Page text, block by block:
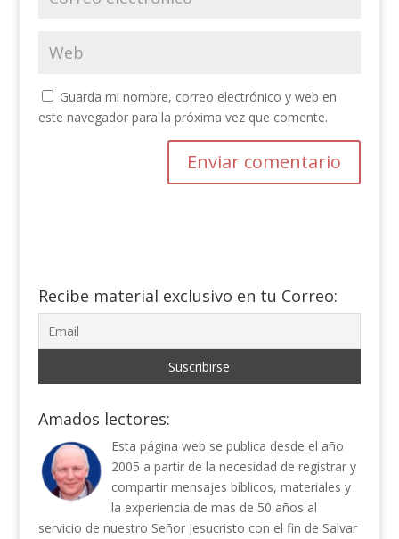
Guarda mi nombre, correo electrónico y web en
este navegador para la próxima vez que comente.
Recibe material exclusivo en tu Correo:
Amados lectores:
Esta página web se publica desde el año
2005 a partir de la necesidad de registrar y
compartir mensajes bíblicos, materiales y
la experiencia de mas de 50 años al
servicio de nuestro Señor Jesucristo con el fin de Salvar